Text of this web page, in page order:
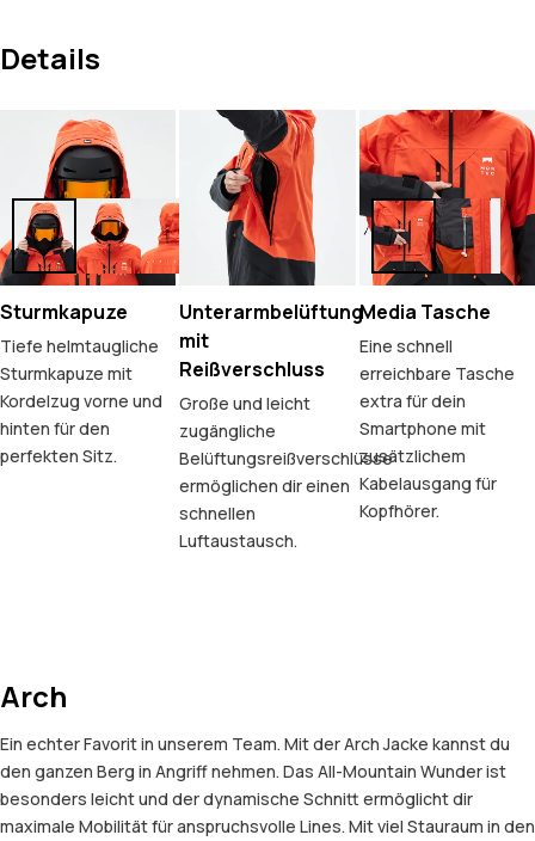
Details
Sturmkapuze
Tiefe helmtaugliche
Sturmkapuze mit
Kordelzug vorne und
hinten für den
perfekten Sitz.
Unterarmbelüftung
mit
Reißverschluss
Große und leicht
zugängliche
Belüftungsreißverschlüsse
ermöglichen dir einen
schnellen
Luftaustausch.
Media Tasche
Eine schnell
erreichbare Tasche
extra für dein
Smartphone mit
zusätzlichem
Kabelausgang für
Kopfhörer.
Arch
Ein echter Favorit in unserem Team. Mit der Arch Jacke kannst du
den ganzen Berg in Angriff nehmen. Das All-Mountain Wunder ist
besonders leicht und der dynamische Schnitt ermöglicht dir
maximale Mobilität für anspruchsvolle Lines. Mit viel Stauraum in den